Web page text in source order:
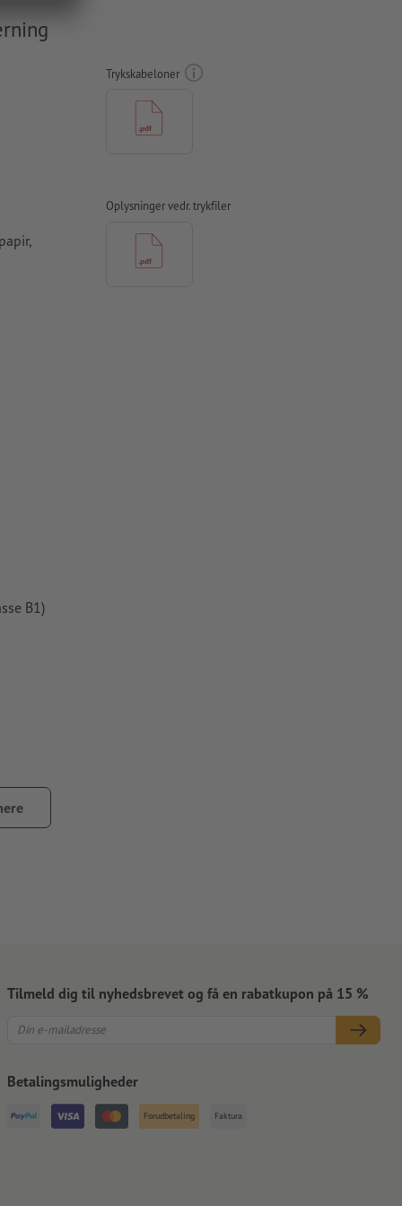
Trykskabeloner
Oplysninger vedr. trykfiler
B1)
Tilmeld dig til nyhedsbrevet og få en rabatkupon på 15 %
Betalingsmuligheder
Forudbetaling Faktura